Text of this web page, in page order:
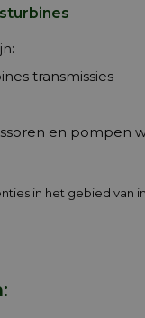
transmissies
en pompen
in het gebied van